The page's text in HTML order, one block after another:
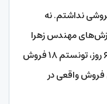
نداشتم. نه
مهندس زهرا
صالحی و اصلاح مسیر محتوا، فقط در ۶ روز، تونستم ۱۸ فروش
فروش واقعی در